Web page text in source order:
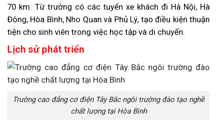
70 km. Từ trường có các tuyến xe khách đi Hà Nội, Hà
Đông, Hòa Bình, Nho Quan và Phủ Lý, tạo điều kiện thuận
tiện cho sinh viên trong việc học tập và di chuyển.
Lịch sử phát triển
Trường cao đẳng cơ điện Tây Bắc ngôi trường đào tạo nghề
chất lượng tại Hòa Bình